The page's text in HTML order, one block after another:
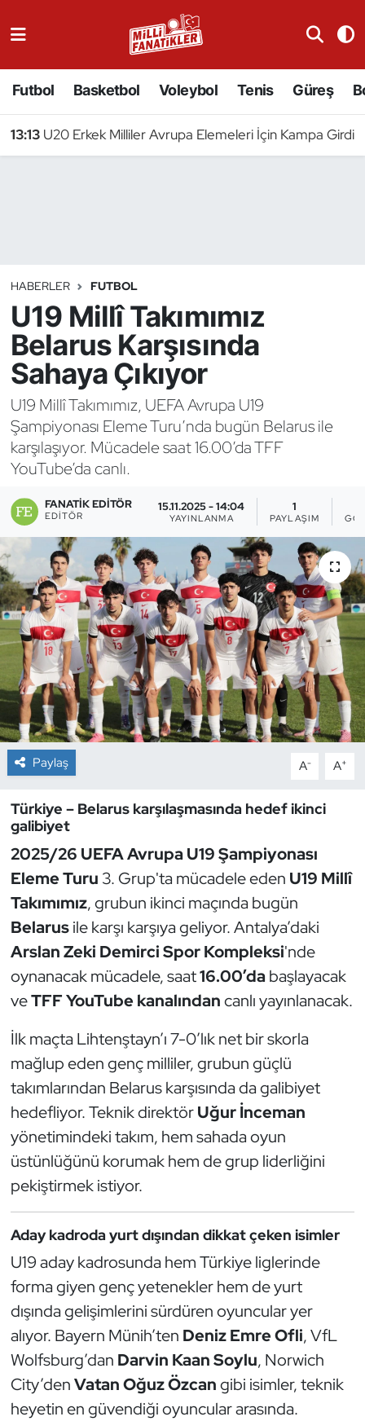
Futbol Basketbol Voleybol Tenis Güreş
13:13 U20 Erkek Milliler Avrupa Elemeleri İçin Kampa Girdi
HABERLER FUTBOL
U19 Millî Takımımız
Belarus Karşısında
Sahaya Çıkıyor
U19 Millî Takımımız, UEFA Avrupa U19
Şampiyonası Eleme Turu’nda bugün Belarus ile
karşılaşıyor. Mücadele saat 16.00’da TFF
YouTube’da canlı.
FANATIK EDITÖR
EDITÖR
15.11.2025 - 14:04
YAYINLANMA
1
PAYLAŞIM
Paylaş A- A+
Türkiye – Belarus karşılaşmasında hedef ikinci
galibiyet
2025/26 UEFA Avrupa U19 Şampiyonası
Eleme Turu 3. Grup'ta mücadele eden U19 Millî
Takımımız, grubun ikinci maçında bugün
Belarusile karşı karşıya geliyor. Antalya’daki
Arslan Zeki Demirci Spor Kompleksi'nde
oynanacak mücadele, saat16.00’dabaşlayacak
veTFF YouTube kanalındancanlı yayınlanacak.
İlk maçta Lihtenştayn’ı 7-0’lık net bir skorla
mağlup eden genç milliler, grubun güçlü
takımlarından Belarus karşısında da galibiyet
hedefliyor. Teknik direktörUğur İnceman
yönetimindeki takım, hem sahada oyun
üstünlüğünü korumak hem de grup liderliğini
pekiştirmek istiyor.
Aday kadroda yurt dışından dikkat çeken isimler
U19 aday kadrosunda hem Türkiye liglerinde
forma giyen genç yetenekler hem de yurt
dışında gelişimlerini sürdüren oyuncular yer
alıyor. Bayern Münih’ten Deniz Emre Ofli, VfL
Wolfsburg’dan Darvin Kaan Soylu, Norwich
City’denVatan Oğuz Özcangibi isimler, teknik
heyetin en güvendiği oyuncular arasında.
Badminton
Binicilik
Bisiklet
Bocce Bowling Dart
Boks
Briç
Buz Hokeyi
Buz Pateni
Çim Hokeyi
Cimnastik
Curling
Dağcılık
Dans Sporları
Dövüş Sanatı
E-Spor
Futbol
Futsal
Golf
Halter
Hava Sporları
Hentbol
İşitme Engelli Sporcular
Judo ve Kuraş
Kano ve Rafting
Karate